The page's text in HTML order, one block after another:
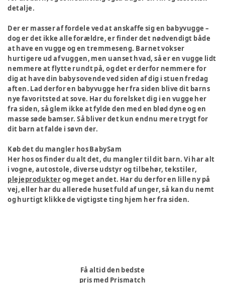
detalje.
Der er masser af fordele ved at anskaffe sig en babyvugge –
dog er det ikke alle forældre, er finder det nødvendigt både
at have en vugge og en tremmeseng. Barnet vokser
hurtigere ud af vuggen, men uanset hvad, så er en vugge lidt
nemmere at flytte rundt på, og det er derfor nemmere for
dig at have din baby sovende ved siden af dig i stuen fredag
aften. Lad derfor en babyvugge her fra siden blive dit barns
nye favoritsted at sove. Har du forelsket dig i en vugge her
fra siden, så glem ikke at fylde den med en blød dyne og en
masse søde bamser. Så bliver det kun endnu mere trygt for
dit barn at falde i søvn der.
Køb det du mangler hos BabySam
Her hos os finder du alt det, du mangler til dit barn. Vi har alt
i vogne, autostole, diverse udstyr og tilbehør, tekstiler,
plejeprodukterog meget andet. Har du derfor en lille ny på
vej, eller har du allerede huset fuld af unger, så kan du nemt
og hurtigt klikke de vigtigste ting hjem her fra siden.
Få altid den bedste
pris med Prismatch